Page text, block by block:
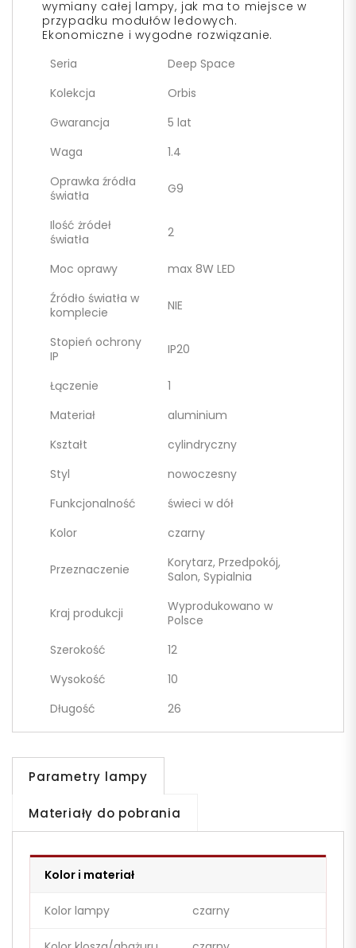
wymiany całej lampy, jak ma to miejsce w
przypadku modułów ledowych.
Ekonomiczne i wygodne rozwiązanie.
Seria
Deep Space
Kolekcja
Orbis
Gwarancja
5 lat
Waga
1.4
Oprawka źródła
światła
G9
Ilość żródeł
światła
2
Moc oprawy
max 8W LED
Źródło światła w
komplecie
NIE
Stopień ochrony
IP
IP20
Łączenie
1
Materiał
aluminium
Kształt
cylindryczny
Styl
nowoczesny
Funkcjonalność
świeci w dół
Kolor
czarny
Przeznaczenie
Korytarz, Przedpokój,
Salon, Sypialnia
Kraj produkcji
Wyprodukowano w
Polsce
Szerokość
12
Wysokość
10
Długość
26
Parametry lampy
Materiały do pobrania
Kolor i materiał
Kolor lampy czarny